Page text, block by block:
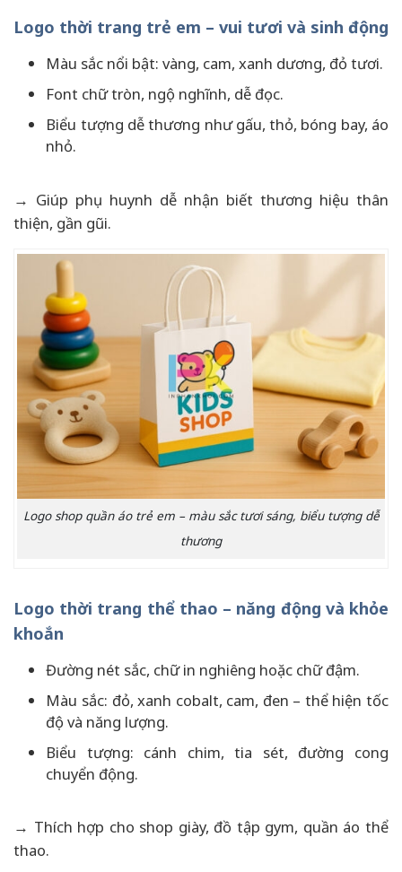
Logo thời trang trẻ em – vui tươi và sinh động
Màu sắc nổi bật: vàng, cam, xanh dương, đỏ tươi.
Font chữ tròn, ngộ nghĩnh, dễ đọc.
Biểu tượng dễ thương như gấu, thỏ, bóng bay, áo
nhỏ.
→ Giúp phụ huynh dễ nhận biết thương hiệu thân
thiện, gần gũi.
Logo shop quần áo trẻ em – màu sắc tươi sáng, biểu tượng dễ
thương
Logo thời trang thể thao – năng động và khỏe
khoắn
Đường nét sắc, chữ in nghiêng hoặc chữ đậm.
Màu sắc: đỏ, xanh cobalt, cam, đen – thể hiện tốc
độ và năng lượng.
Biểu tượng: cánh chim, tia sét, đường cong
chuyển động.
→ Thích hợp cho shop giày, đồ tập gym, quần áo thể
thao.